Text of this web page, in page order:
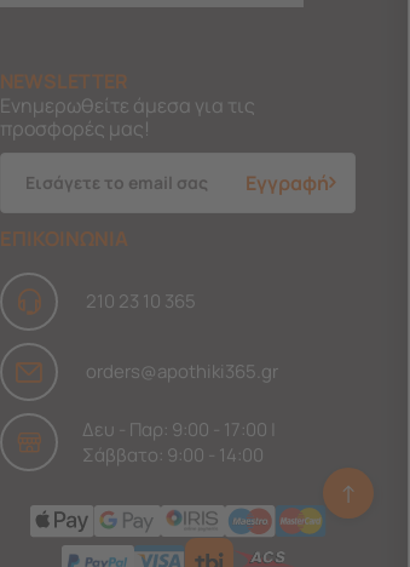
NEWSLETTER
Ενημερωθείτε άμεσα για τις
προσφορές μας!
Εγγραφή
ΕΠΙΚΟΙΝΩΝΙΑ
210 23 10 365
orders@apothiki365.gr
Δευ - Παρ: 9:00 - 17:00 |
Σάββατο: 9:00 - 14:00
↑